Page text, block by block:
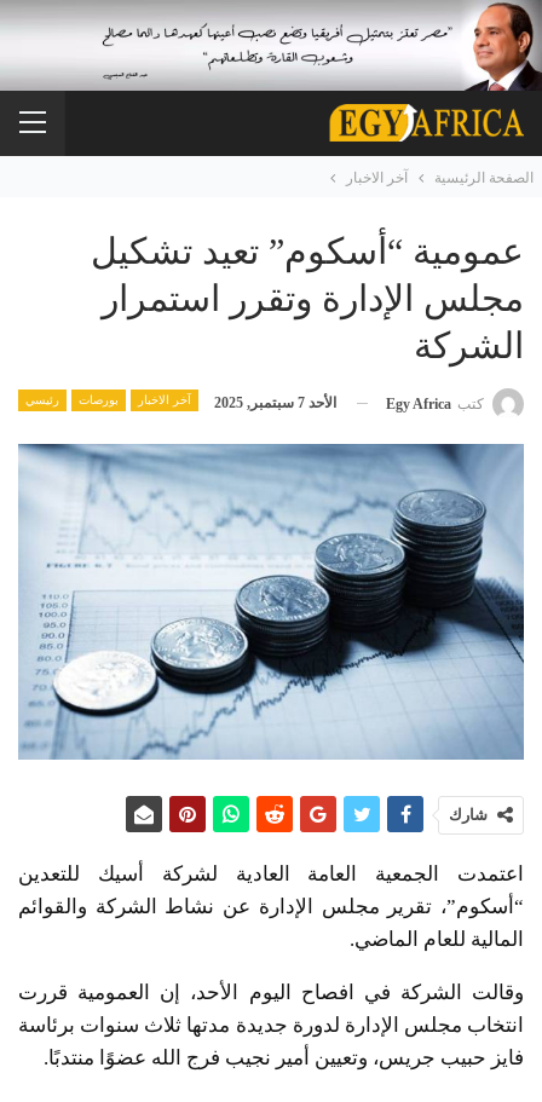
الصفحة الرئيسية آخر الاخبار
عمومية “أسكوم” تعيد تشكيل
مجلس الإدارة وتقرر استمرار
الشركة
آخر الاخبار بورصات رئيسي كتب Egy Africa الأحد 7 سبتمبر, 2025
شارك
اعتمدت الجمعية العامة العادية لشركة أسيك للتعدين
“أسكوم”، تقرير مجلس الإدارة عن نشاط الشركة والقوائم
المالية للعام الماضي.
وقالت الشركة في افصاح اليوم الأحد، إن العمومية قررت
انتخاب مجلس الإدارة لدورة جديدة مدتها ثلاث سنوات برئاسة
فايز حبيب جريس، وتعيين أمير نجيب فرج الله عضوًا منتدبًا.